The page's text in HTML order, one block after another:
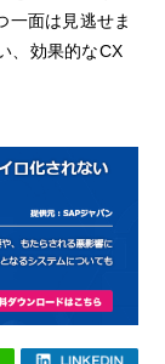
一面は見逃せま
、効果的なCX